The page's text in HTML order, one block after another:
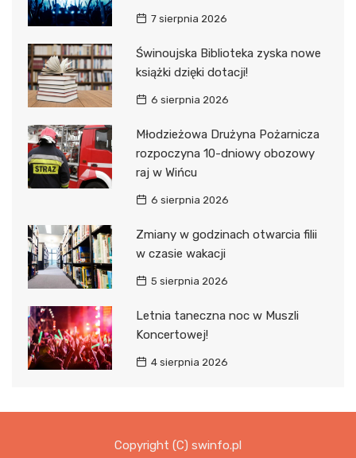
7 sierpnia 2026
Świnoujska Biblioteka zyska nowe
książki dzięki dotacji!
6 sierpnia 2026
Młodzieżowa Drużyna Pożarnicza
rozpoczyna 10-dniowy obozowy
raj w Wińcu
6 sierpnia 2026
Zmiany w godzinach otwarcia filii
w czasie wakacji
5 sierpnia 2026
Letnia taneczna noc w Muszli
Koncertowej!
4 sierpnia 2026
Copyright (C) swinfo.pl